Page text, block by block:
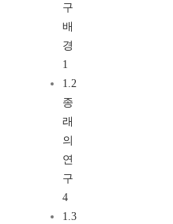
구
배
경
1
1.2
종
래
의
연
구
4
1.3